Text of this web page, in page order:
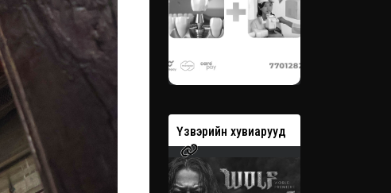
Үзвэрийн хувиарууд Үзвэрийн хувиарууд